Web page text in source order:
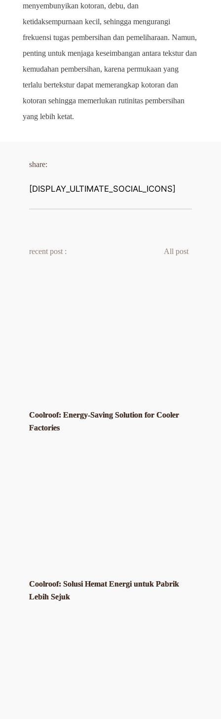
menyembunyikan kotoran, debu, dan
ketidaksempurnaan kecil, sehingga mengurangi
frekuensi tugas pembersihan dan pemeliharaan. Namun,
penting untuk menjaga keseimbangan antara tekstur dan
kemudahan pembersihan, karena permukaan yang
terlalu bertekstur dapat memerangkap kotoran dan
kotoran sehingga memerlukan rutinitas pembersihan
yang lebih ketat.
share:
[DISPLAY_ULTIMATE_SOCIAL_ICONS]
recent post : All post
Coolroof: Energy-Saving Solution for Cooler
Factories
Coolroof: Solusi Hemat Energi untuk Pabrik
Lebih Sejuk